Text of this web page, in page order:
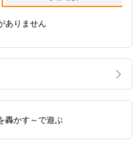
ありません
轟かす～で遊ぶ